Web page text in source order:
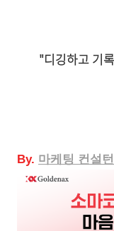
"디깅하고 기
By. 마케팅 컨설